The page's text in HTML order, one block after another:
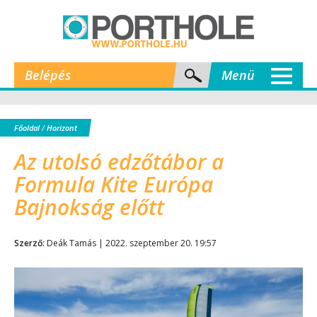
Belépés Menü
Főoldal/Horizont
Az utolsó edzőtábor a
Formula Kite Európa
Bajnokság előtt
Szerző: Deák Tamás | 2022. szeptember 20. 19:57